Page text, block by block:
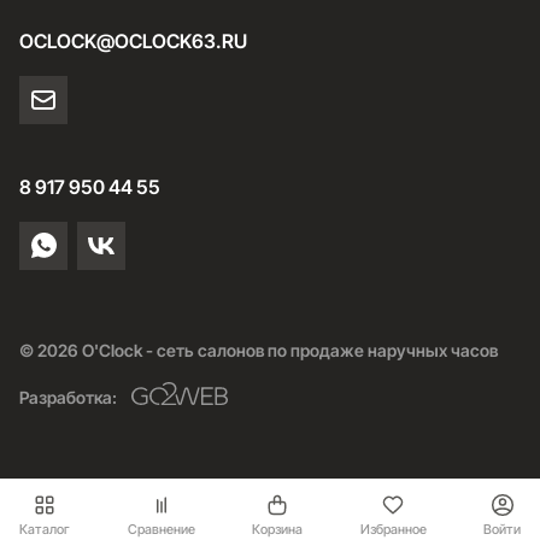
Каталог Сравнение Корзина Избранное Войти
стильно;
циферблате;
окончания эпидемии чумы в Венеции в 1576 году,
церковь Иль Реденторе, башни «Арсенале», «Солнечный
камень»;
Ударопрочные, износостойкие, прозрачные циферблаты
из сапфирового выпуклого стекла;
OCLOCK@OCLOCK63.RU
8 917 950 44 55
© 2026 O'Clock - сеть салонов по продаже наручных часов
Разработка: